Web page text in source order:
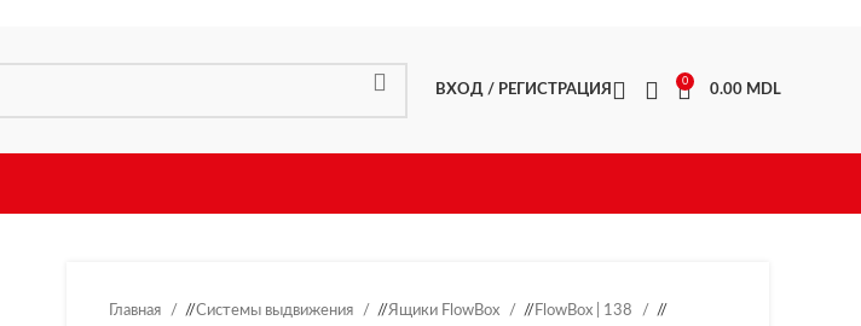
ВХОД / РЕГИСТРАЦИЯ
0
0.00 MDL
Главная / Системы выдвижения / Ящики FlowBox / FlowBox | 138
/